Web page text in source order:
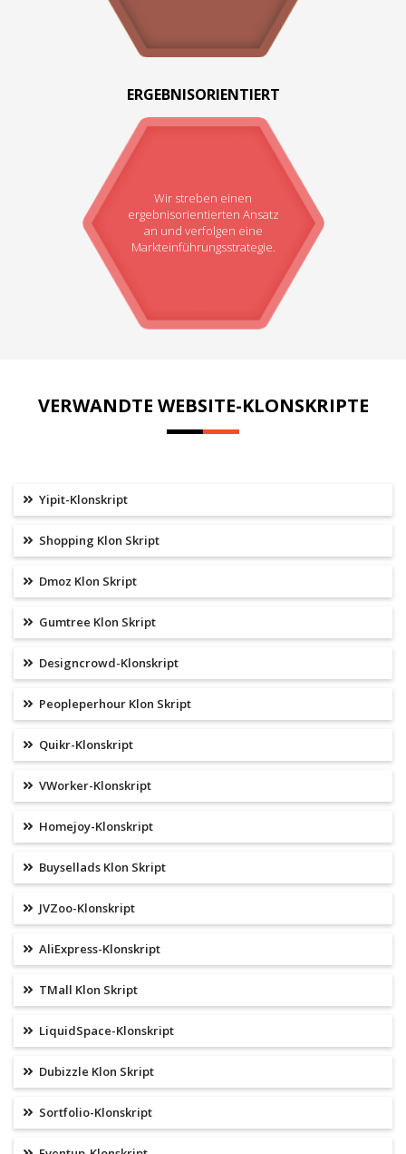
ERGEBNISORIENTIERT
Wir streben einen
ergebnisorientierten Ansatz
an und verfolgen eine
Markteinführungsstrategie.
VERWANDTE WEBSITE-KLONSKRIPTE
Yipit-Klonskript
Shopping Klon Skript
Dmoz Klon Skript
Gumtree Klon Skript
Designcrowd-Klonskript
Peopleperhour Klon Skript
Quikr-Klonskript
VWorker-Klonskript
Homejoy-Klonskript
Buysellads Klon Skript
JVZoo-Klonskript
AliExpress-Klonskript
TMall Klon Skript
LiquidSpace-Klonskript
Dubizzle Klon Skript
Sortfolio-Klonskript